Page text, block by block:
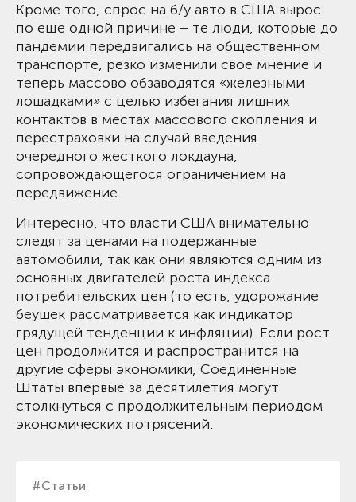
#Статьи
Кроме того, спрос на б/у авто в США вырос
по еще одной причине – те люди, которые до
пандемии передвигались на общественном
транспорте, резко изменили свое мнение и
теперь массово обзаводятся «железными
лошадками» с целью избегания лишних
контактов в местах массового скопления и
перестраховки на случай введения
очередного жесткого локдауна,
сопровождающегося ограничением на
передвижение.
Интересно, что власти США внимательно
следят за ценами на подержанные
автомобили, так как они являются одним из
основных двигателей роста индекса
потребительских цен (то есть, удорожание
беушек рассматривается как индикатор
грядущей тенденции к инфляции). Если рост
цен продолжится и распространится на
другие сферы экономики, Соединенные
Штаты впервые за десятилетия могут
столкнуться с продолжительным периодом
экономических потрясений.